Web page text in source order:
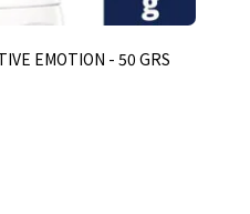
EMOTION - 50 GRS